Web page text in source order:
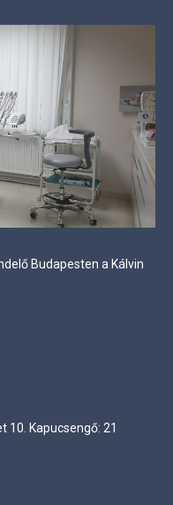
Budapesten a Kálvin
10. Kapucsengő: 21